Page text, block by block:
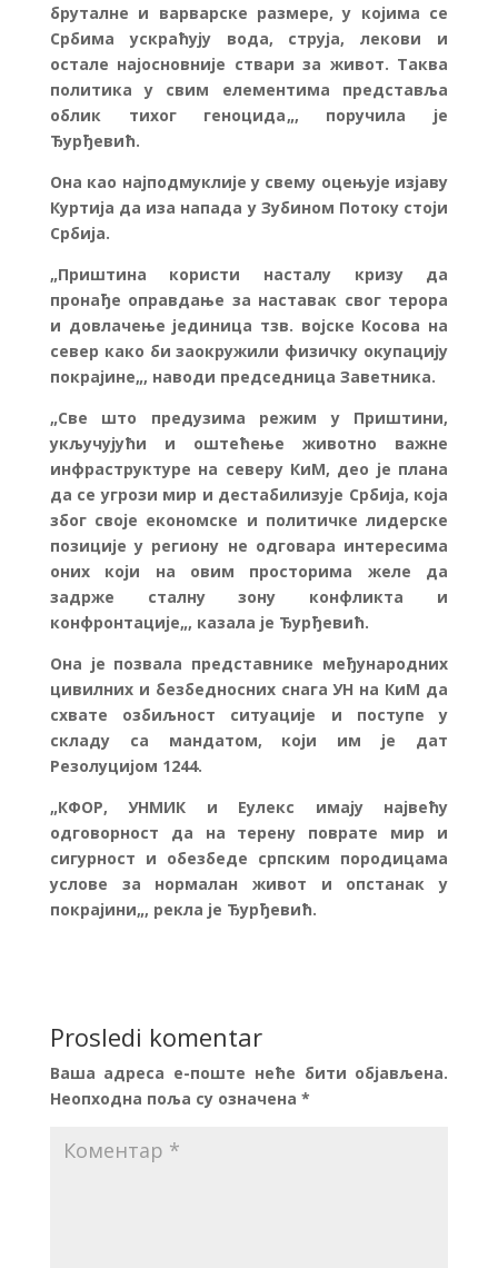
бруталне и варварске размере, у којима се
Србима ускраћују вода, струја, лекови и
остале најосновније ствари за живот. Таква
политика у свим елементима представља
облик тихог геноцида„, поручила је
Ђурђевић.
Она као најподмуклије у свему оцењује изјаву
Куртија да иза напада у Зубином Потоку стоји
Србија.
„Приштина користи насталу кризу да
пронађе оправдање за наставак свог терора
и довлачење јединица тзв. војске Косова на
север како би заокружили физичку окупацију
покрајине„, наводи председница Заветника.
„Све што предузима режим у Приштини,
укључујући и оштећење животно важне
инфраструктуре на северу КиМ, део је плана
да се угрози мир и дестабилизује Србија, која
због своје економске и политичке лидерске
позиције у региону не одговара интересима
оних који на овим просторима желе да
задрже сталну зону конфликта и
конфронтације„, казала је Ђурђевић.
Она је позвала представнике међународних
цивилних и безбедносних снага УН на КиМ да
схвате озбиљност ситуације и поступе у
складу са мандатом, који им је дат
Резолуцијом 1244.
„КФОР, УНМИК и Еулекс имају највећу
одговорност да на терену поврате мир и
сигурност и обезбеде српским породицама
услове за нормалан живот и опстанак у
покрајини„, рекла је Ђурђевић.
Prosledi komentar
Ваша адреса е-поште неће бити објављена.
Неопходна поља су означена *